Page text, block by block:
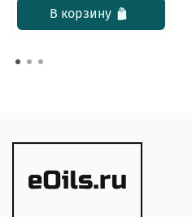
В корзину